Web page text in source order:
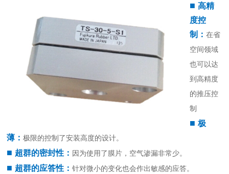
■高精
度控
制：在省
空间领域
也可以达
到高精度
的推压控
制
■极
薄：极限的控制了安装高度的设计。
■ 超群的密封性： 因为使用了膜片，空气渗漏非常少。
■ 超群的应答性：针对微小的变化也会作出敏感的应答。